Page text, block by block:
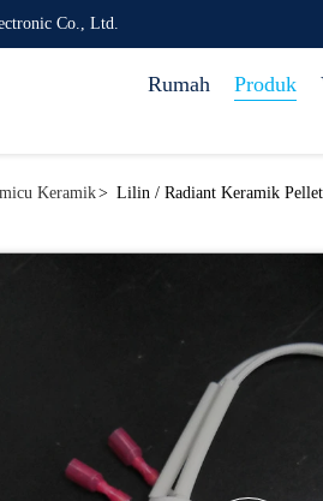
Co., Ltd.
Rumah Produk
Keramik> Lilin / Radiant Keramik